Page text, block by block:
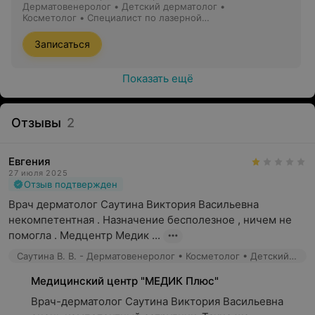
лабораторные анализы, биопсию, культуру мазков и
другие диагностические процедуры для более
точного определения причины проблемы (при
необходимости);
Если имеются какие-либо осложнения или
корректировать дозировку лекарств или заменять
препараты.
Дерматологические проблемы
страдающим от различных кожных проблем, таких как
сыпи, высыпания, покраснения, зуд и другие
дерматологические симптомы);
Диагностика новообразований кожи
обнаружившим новые образования на коже, такие как
родинки, папилломы, кисты, атеромы, которые требуют
Дерматовенеролог • Детский дерматолог •
Косметолог • Специалист по лазерной
Записаться
Показать ещё
Отзывы 2
Евгения
27 июля 2025
Отзыв подтвержден
Врач дерматолог Саутина Виктория Васильевна
некомпетентная . Назначение бесполезное , ничем не
помогла . Медцентр Медик ...
Саутина В. В. - Дерматовенеролог • Косметолог • Детский дерматолог
Медицинский центр "МЕДИК Плюс"
Врач-дерматолог Саутина Виктория Васильевна